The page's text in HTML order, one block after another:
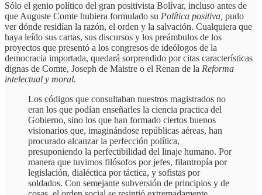
Sólo el genio político del gran positivista Bolívar, incluso antes de
que Auguste Comte hubiera formulado su Política positiva, pudo
ver dónde residían la razón, el orden y la salvación. Cualquiera que
haya leído sus cartas, sus discursos y los preámbulos de los
proyectos que presentó a los congresos de ideólogos de la
democracia importada, quedará sorprendido por citas características
dignas de Comte, Joseph de Maistre o el Renan de la Reforma
intelectual y moral.
Los códigos que consultaban nuestros magistrados no
eran los que podían enseñarles la ciencia practica del
Gobierno, sino los que han formado ciertos buenos
visionarios que, imaginándose repúblicas aéreas, han
procurado alcanzar la perfección política,
presuponiendo la perfectibilidad del linaje humano. Por
manera que tuvimos filósofos por jefes, filantropía por
legislación, dialéctica por táctica, y sofistas por
soldados. Con semejante subversión de principios y de